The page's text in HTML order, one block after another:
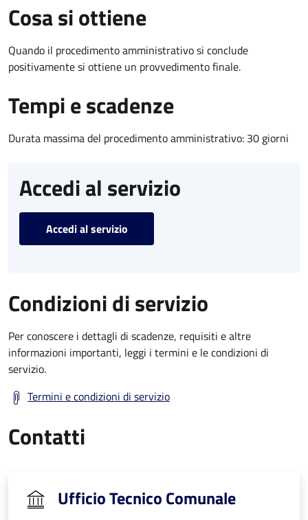
Cosa si ottiene
Quando il procedimento amministrativo si conclude
positivamente si ottiene un provvedimento finale.
Tempi e scadenze
Durata massima del procedimento amministrativo: 30 giorni
Accedi al servizio
Accedi al servizio
Condizioni di servizio
Per conoscere i dettagli di scadenze, requisiti e altre
informazioni importanti, leggi i termini e le condizioni di
servizio.
Termini e condizioni di servizio
Contatti
Ufficio Tecnico Comunale